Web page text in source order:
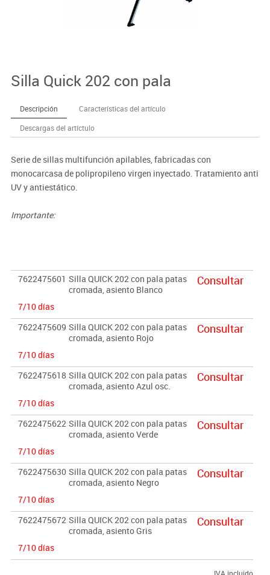
Silla Quick 202 con pala
Descripción
Características del artículo
Descargas del artíctulo
Serie de sillas multifunción apilables, fabricadas con
monocarcasa de polipropileno virgen inyectado. Tratamiento anti
UV y antiestático.
Importante:
7622475601 Silla QUICK 202 con pala patas
cromada, asiento Blanco
7/10 días
Consultar
7622475609 Silla QUICK 202 con pala patas
cromada, asiento Rojo
7/10 días
Consultar
7622475618 Silla QUICK 202 con pala patas
cromada, asiento Azul osc.
7/10 días
Consultar
7622475622 Silla QUICK 202 con pala patas
cromada, asiento Verde
7/10 días
Consultar
7622475630 Silla QUICK 202 con pala patas
cromada, asiento Negro
7/10 días
Consultar
7622475672 Silla QUICK 202 con pala patas
cromada, asiento Gris
7/10 días
Consultar
IVA incluido